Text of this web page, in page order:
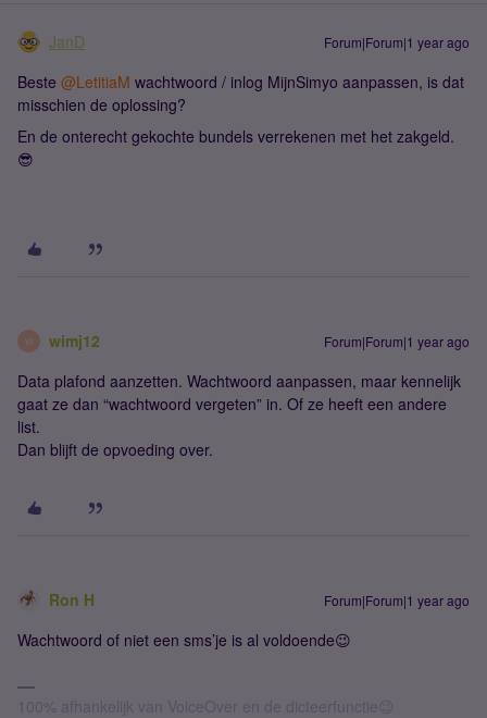
JanD Forum|Forum|1 year ago
Beste ​ @LetitiaM wachtwoord / inlog MijnSimyo aanpassen, is dat
misschien de oplossing?
En de onterecht gekochte bundels verrekenen met het zakgeld.
😎
W wimj12 Forum|Forum|1 year ago
Data plafond aanzetten. Wachtwoord aanpassen, maar kennelijk
gaat ze dan “wachtwoord vergeten” in. Of ze heeft een andere
list.
Dan blijft de opvoeding over.
Ron H Forum|Forum|1 year ago
Wachtwoord of niet een sms’je is al voldoende😉
100% afhankelijk van VoiceOver en de dicteerfunctie😉